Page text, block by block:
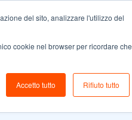
del sito, analizzare l'utilizzo del
cookie nel browser per ricordare che
Accetto tutto Rifiuto tutto
Prezzi